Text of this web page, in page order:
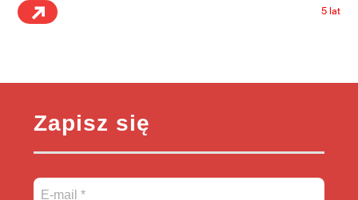
5 lat
Zapisz się